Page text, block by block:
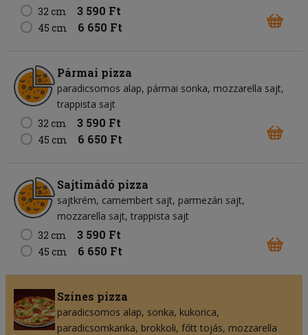
32 cm
3 590 Ft
45 cm 6 650 Ft
Pármai pizza
paradicsomos alap pármai sonka mozzarella sajt
trappista sajt
32 cm
3 590 Ft
45 cm 6 650 Ft
Sajtimádó pizza
sajtkrém camembert sajt parmezán sajt
mozzarella sajt trappista sajt
32 cm
3 590 Ft
45 cm 6 650 Ft
Színes pizza
paradicsomos alap sonka kukorica
paradicsomkarika brokkoli főtt tojás mozzarella